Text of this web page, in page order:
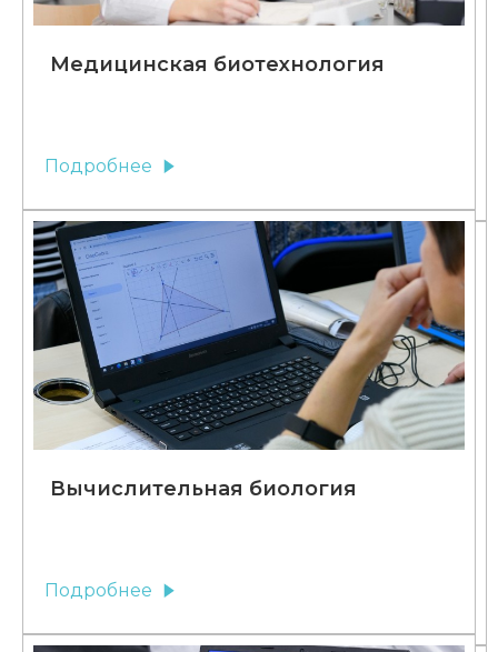
Медицинская биотехнология
Подробнее
Вычислительная биология
Подробнее